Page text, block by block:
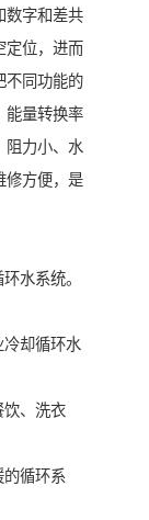
数字和差共
定位，进而
不同功能的
能量转换率
阻力小、水
修方便，是
水系统。
却循环水
、洗衣
循环系